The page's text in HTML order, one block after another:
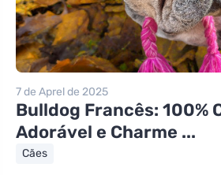
7 de Aprel de 2025
Bulldog Francês: 100%
Adorável e Charme ...
Cães